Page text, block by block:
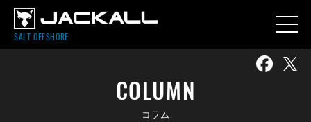
SALT OFFSHORE
COLUMN
コラム